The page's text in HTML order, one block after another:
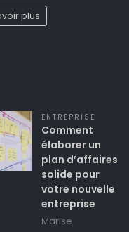
plus
ENTREPRISE
Comment
élaborer un
plan d’affaires
solide pour
votre nouvelle
entreprise
Marise